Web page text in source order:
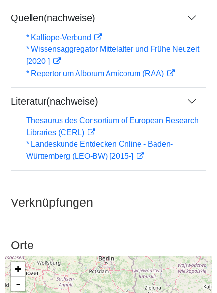
Quellen(nachweise)
* Kalliope-Verbund
* Wissensaggregator Mittelalter und Frühe Neuzeit
[2020-]
* Repertorium Alborum Amicorum (RAA)
Literatur(nachweise)
Thesaurus des Consortium of European Research
Libraries (CERL)
* Landeskunde Entdecken Online - Baden-
Württemberg (LEO-BW) [2015-]
Verknüpfungen
Orte
+
-